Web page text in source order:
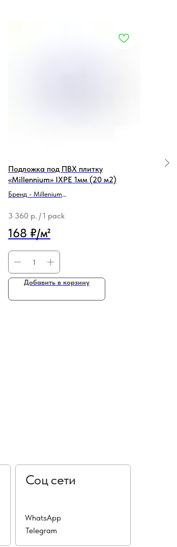
Подложка под ПВХ плитку
«Millennium» IXPE 1мм (20 м2)
Бренд - Millenium
3 360 р. /1 pack
168 ₽/м²
Добавить в корзину
Соц сети
WhatsApp
Telegram